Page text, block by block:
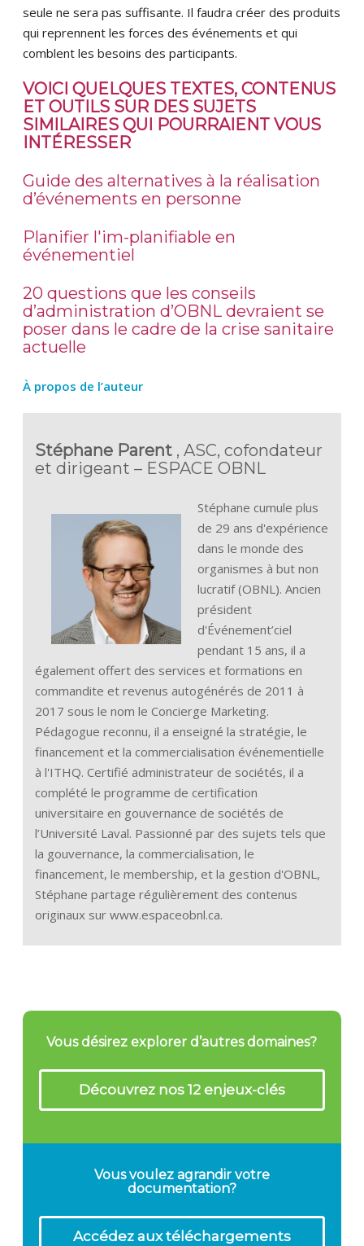
seule ne sera pas suffisante. Il faudra créer des produits
qui reprennent les forces des événements et qui
comblent les besoins des participants.
VOICI QUELQUES TEXTES, CONTENUS
ET OUTILS SUR DES SUJETS
SIMILAIRES QUI POURRAIENT VOUS
INTÉRESSER
Guide des alternatives à la réalisation
d’événements en personne
Planifier l'im-planifiable en
événementiel
20 questions que les conseils
d’administration d’OBNL devraient se
poser dans le cadre de la crise sanitaire
actuelle
À propos de l’auteur
Stéphane Parent , ASC, cofondateur
et dirigeant – ESPACE OBNL
Stéphane cumule plus
de 29 ans d'expérience
dans le monde des
organismes à but non
lucratif (OBNL). Ancien
président
d'Événement’ciel
pendant 15 ans, il a
également offert des services et formations en
commandite et revenus autogénérés de 2011 à
2017 sous le nom le Concierge Marketing.
Pédagogue reconnu, il a enseigné la stratégie, le
financement et la commercialisation événementielle
à l'ITHQ. Certifié administrateur de sociétés, il a
complété le programme de certification
universitaire en gouvernance de sociétés de
l’Université Laval. Passionné par des sujets tels que
la gouvernance, la commercialisation, le
financement, le membership, et la gestion d'OBNL,
Stéphane partage régulièrement des contenus
originaux sur www.espaceobnl.ca.
Vous désirez explorer d’autres domaines?
Découvrez nos 12 enjeux-clés
Vous voulez agrandir votre
documentation?
Accédez aux téléchargements